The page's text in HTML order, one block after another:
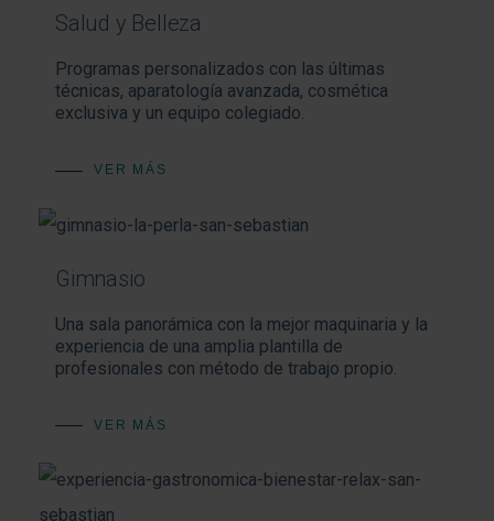
Salud y Belleza
Programas personalizados con las últimas
técnicas, aparatología avanzada, cosmética
exclusiva y un equipo colegiado.
VER MÁS
Gimnasio
Una sala panorámica con la mejor maquinaria y la
experiencia de una amplia plantilla de
profesionales con método de trabajo propio.
VER MÁS